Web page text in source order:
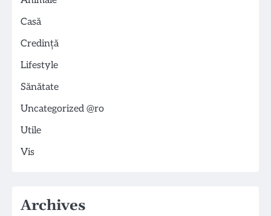
Casă
Credință
Lifestyle
Sănătate
Uncategorized @ro
Utile
Vis
Archives